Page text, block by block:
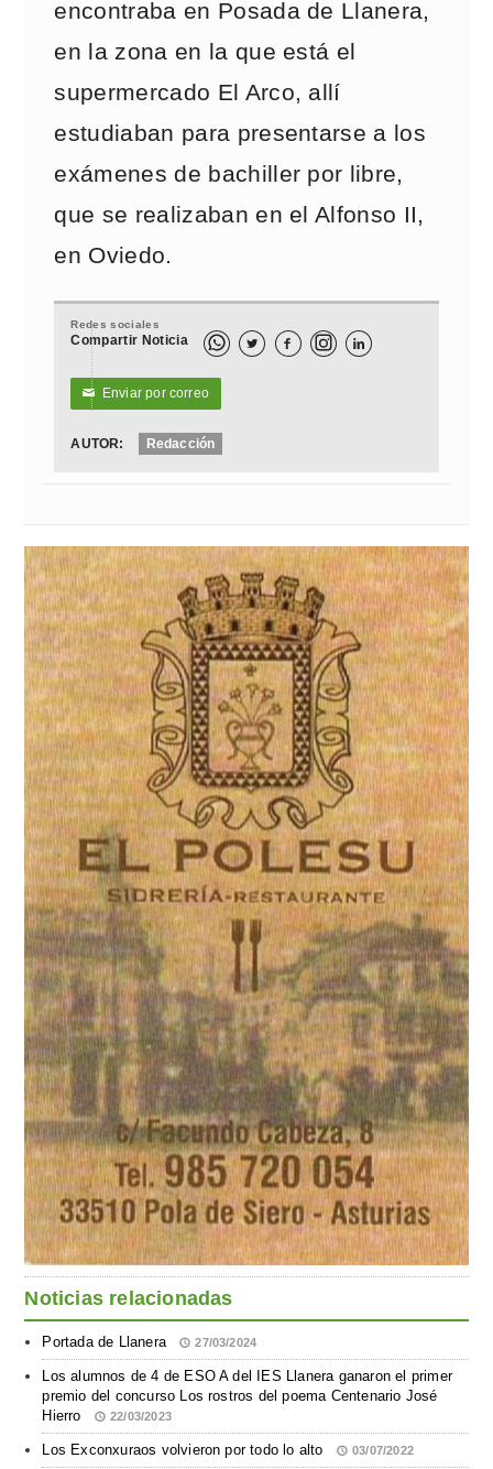
encontraba en Posada de Llanera,
en la zona en la que está el
supermercado El Arco, allí
estudiaban para presentarse a los
exámenes de bachiller por libre,
que se realizaban en el Alfonso II,
en Oviedo.
Redes sociales
Compartir Noticia   
✉ Enviar por correo
AUTOR: Redacción
Noticias relacionadas
Portada de Llanera 27/03/2024
Los alumnos de 4 de ESO A del IES Llanera ganaron el primer
premio del concurso Los rostros del poema Centenario José
Hierro
22/03/2023
Los Exconxuraos volvieron por todo lo alto 03/07/2022